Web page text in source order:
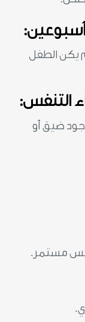
يكن الطفل
التنفس:
ضيق أو
مستمر.